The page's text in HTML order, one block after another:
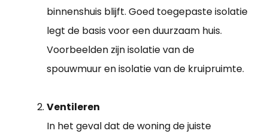
binnenshuis blijft. Goed toegepaste isolatie
legt de basis voor een duurzaam huis.
Voorbeelden zijn isolatie van de
spouwmuur en isolatie van de kruipruimte.
Ventileren
In het geval dat de woning de juiste